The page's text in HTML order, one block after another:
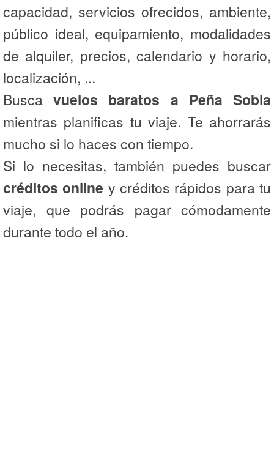
capacidad, servicios ofrecidos, ambiente,
público ideal, equipamiento, modalidades
de alquiler, precios, calendario y horario,
localización, ...
Buscavuelos baratos a Peña Sobia
mientras planificas tu viaje. Te ahorrarás
mucho si lo haces con tiempo.
Si lo necesitas, también puedes buscar
créditos online y créditos rápidos para tu
viaje, que podrás pagar cómodamente
durante todo el año.